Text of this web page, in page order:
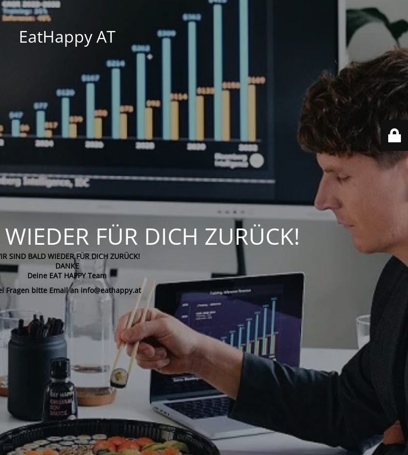
EatHappy AT
FÜR DICH ZURÜCK!
SIND BALD WIEDER FÜR DICH ZURÜCK!
DANKE
Deine EAT HAPPY Team
Fragen bitte Email an info@eathappy.at